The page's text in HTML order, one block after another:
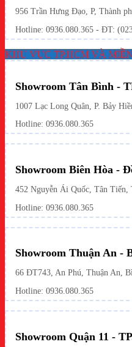
956 Trần Hưng Đạo, P, Thành
Hotline: 0936.080.365 - ĐT:
KHU VỰC TP.HCM VÀ
Showroom Tân Bình -
1007 Lạc Long Quân, P. Bảy
Hotline: 0936.080.365
Showroom Biên Hòa -
452 Nguyễn Ái Quốc, Tân Tiến,
Hotline: 0936.080.365
Showroom Thuận An -
66 ĐT743, An Phú, Thuận An,
Hotline: 0936.080.365
Showroom Quận 11 -